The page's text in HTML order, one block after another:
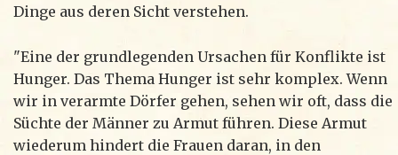
Dinge aus deren Sicht verstehen.
"Eine der grundlegenden Ursachen für Konflikte ist
Hunger. Das Thema Hunger ist sehr komplex. Wenn
wir in verarmte Dörfer gehen, sehen wir oft, dass die
Süchte der Männer zu Armut führen. Diese Armut
wiederum hindert die Frauen daran, in den